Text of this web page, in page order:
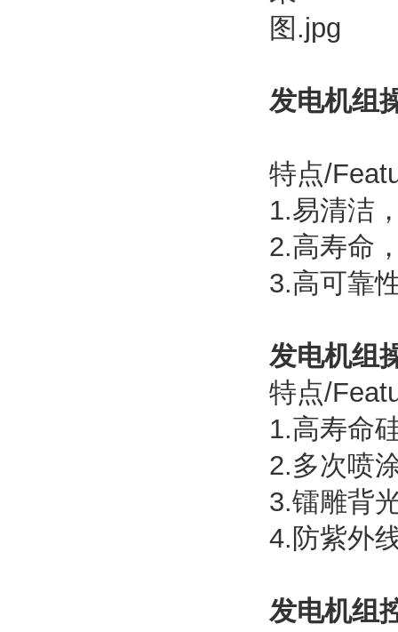
发电机组
特点/
1.易清洁
2.高寿命
3.高可靠
发电机组
特点/
1.高寿命
2.多次喷
3.镭雕背
4.防紫外
发电机组